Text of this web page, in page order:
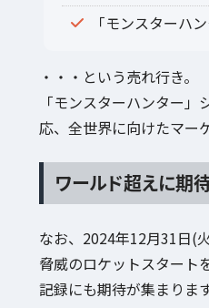
「モンスターハ
・・・という売れ行き。
「モンスターハンター
応、全世界に向けたマー
ワールド超えに期
なお、2024年12月31日(
脅威のロケットスタート
記録にも期待が集まります